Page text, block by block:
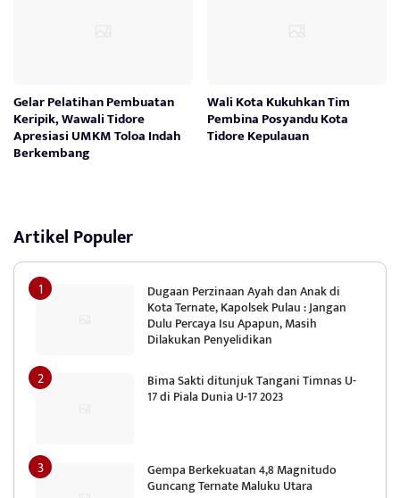
Gelar Pelatihan Pembuatan
Keripik, Wawali Tidore
Apresiasi UMKM Toloa Indah
Berkembang
Wali Kota Kukuhkan Tim
Pembina Posyandu Kota
Tidore Kepulauan
Artikel Populer
Dugaan Perzinaan Ayah dan Anak di
Kota Ternate, Kapolsek Pulau : Jangan
Dulu Percaya Isu Apapun, Masih
Dilakukan Penyelidikan
Bima Sakti ditunjuk Tangani Timnas U-
17 di Piala Dunia U-17 2023
Gempa Berkekuatan 4,8 Magnitudo
Guncang Ternate Maluku Utara